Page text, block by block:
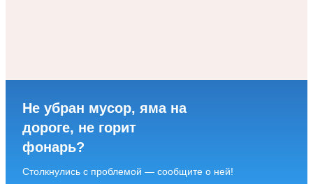
Не убран мусор, яма на
дороге, не горит
фонарь?
Столкнулись с проблемой — сообщите о ней!